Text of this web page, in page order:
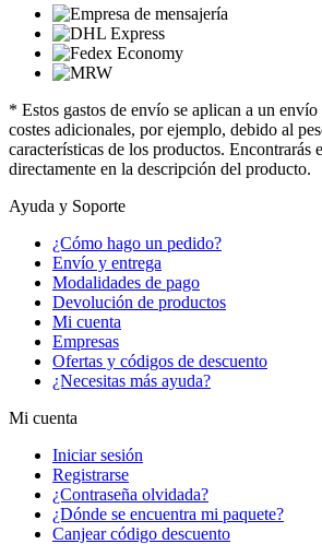
* Estos gastos de envío se aplican a un envío
costes adicionales, por ejemplo, debido al
características de los productos. Encontrarás
directamente en la descripción del producto.
Ayuda y Soporte
¿Cómo hago un pedido?
Envío y entrega
Modalidades de pago
Devolución de productos
Mi cuenta
Empresas
Ofertas y códigos de descuento
¿Necesitas más ayuda?
Mi cuenta
Iniciar sesión
Registrarse
¿Contraseña olvidada?
¿Dónde se encuentra mi paquete?
Canjear código descuento